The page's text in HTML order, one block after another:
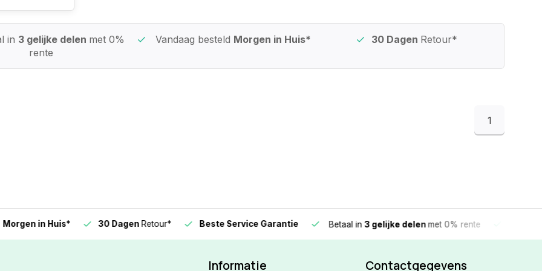
in 3 gelijke delen met 0%
rente
Vandaag besteld Morgen in Huis* 30 Dagen Retour*
1
in Huis* 30 DagenRetour* Beste Service Garantie Betaal in3 gelijke delen met 0% rente
Informatie Contactgegevens